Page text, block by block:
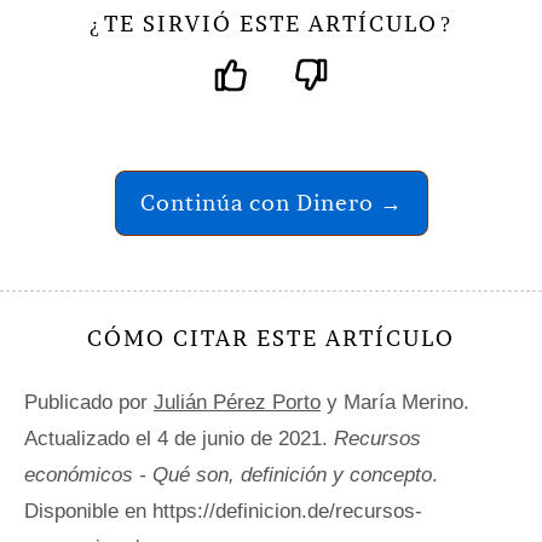
¿ TE SIRVIÓ ESTE ARTÍCULO ?
Continúa con Dinero →
CÓMO CITAR ESTE ARTÍCULO
Publicado por Julián Pérez Porto y María Merino.
Actualizado el 4 de junio de 2021. Recursos
económicos - Qué son, definición y concepto.
Disponible en https://definicion.de/recursos-